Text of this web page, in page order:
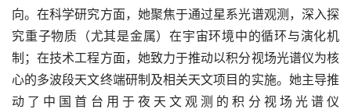
向。在科学研究方面，她聚焦于通过星系光谱观测，深入探
究重子物质（尤其是金属）在宇宙环境中的循环与演化机
制；在技术工程方面，她致力于推动以积分视场光谱仪为核
心的多波段天文终端研制及相关天文项目的实施。她主导推
动了中国首台用于夜天文观测的积分视场光谱仪